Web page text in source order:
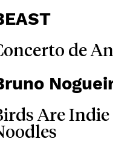
de
Are Indie